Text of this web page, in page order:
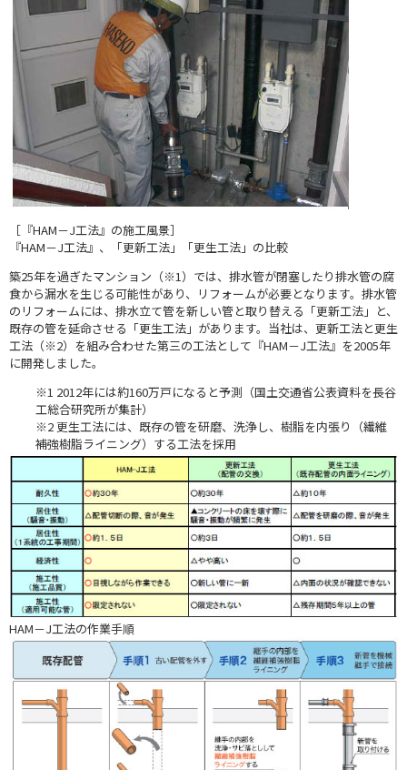
［『HAM－J工法』の施工風景］
『HAM－J工法』、「更新工法」「更生工法」の比較
築25年を過ぎたマンション（※1）では、排水管が閉塞したり排水管の腐
食から漏水を生じる可能性があり、リフォームが必要となります。排水管
のリフォームには、排水立て管を新しい管と取り替える「更新工法」と、
既存の管を延命させる「更生工法」があります。当社は、更新工法と更生
工法（※2）を組み合わせた第三の工法として『HAM－J工法』を2005年
に開発しました。
※1 2012年には約160万戸になると予測（国土交通省公表資料を長谷
工総合研究所が集計）
※2 更生工法には、既存の管を研磨、洗浄し、樹脂を内張り（繊維
補強樹脂ライニング）する工法を採用
HAM－J工法の作業手順